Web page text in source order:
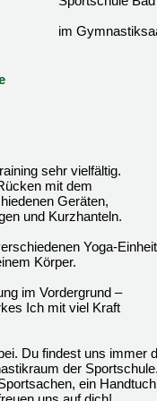
im
sehr vielfältig.
mit dem
Geräten,
und Kurzhanteln.
Yoga-
Körper.
im Vordergrund –
Ich mit viel Kraft
Du findest uns immer
der
ein